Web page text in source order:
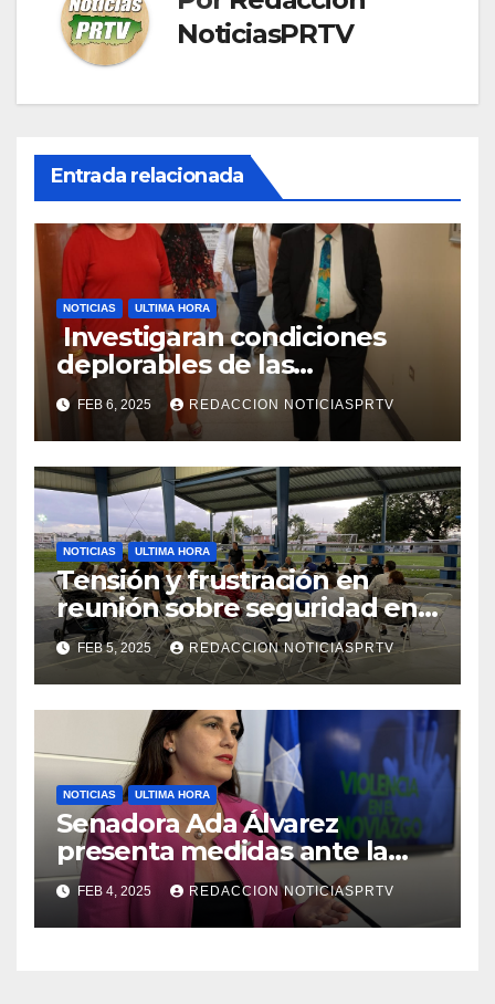
NoticiasPRTV
Entrada relacionada
NOTICIAS ULTIMA HORA
Investigaran condiciones
deplorables de las
facilidades el Departamento
de la Salud en Mayagüez
FEB 6, 2025 REDACCION NOTICIASPRTV
NOTICIAS ULTIMA HORA
Tensión y frustración en
reunión sobre seguridad en
Reparto Metropolitano
FEB 5, 2025 REDACCION NOTICIASPRTV
NOTICIAS ULTIMA HORA
Senadora Ada Álvarez
presenta medidas ante la
violencia en el noviazgo
FEB 4, 2025 REDACCION NOTICIASPRTV